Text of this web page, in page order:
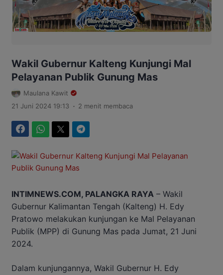
Wakil Gubernur Kalteng Kunjungi Mal
Pelayanan Publik Gunung Mas
Maulana Kawit
21 Juni 2024 19:13 . 2 menit membaca
INTIMNEWS.COM, PALANGKA RAYA – Wakil
Gubernur Kalimantan Tengah (Kalteng) H. Edy
Pratowo melakukan kunjungan ke Mal Pelayanan
Publik (MPP) di Gunung Mas pada Jumat, 21 Juni
2024.
Dalam kunjungannya, Wakil Gubernur H. Edy